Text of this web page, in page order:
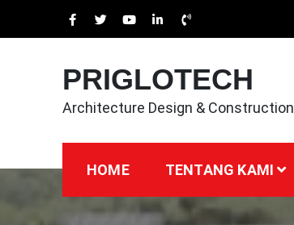
PRIGLOTECH
Architecture Design & Construction
HOME TENTANG KAMI